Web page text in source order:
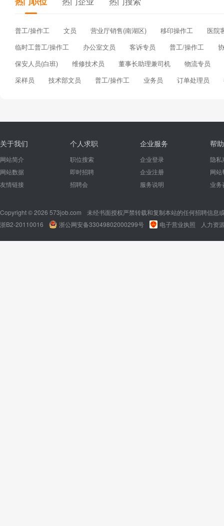
普工/操作工 文员 营业厅销售(南湖区) 移印操作工
医院
临时工普工/操作工
办公室文员 客诉专员 普工/操作工
保安人员(白班)
维修技术员 董事长助理兼司机
物流专员
采样员
技术部文员 普工/操作工 业务员 订单处理员
关于我们
网站简介
网站数据
友情链接
个人求职
职位搜索
即时招聘
招聘会
企业服务
企业登录
企业注册
服务说明
帮
隐私
网站
业务
Copyright © 2026 573job.com
未经书面授权严禁转载和复制本站的任何招聘信息
浙B2-20110016
浙公网安备33049802000299号 电子营业执照 人力资